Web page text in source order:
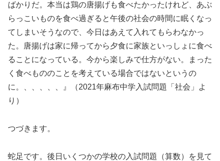
ばかりだ。本当は鶏の唐揚げも食べたかったけれど、あぶ
らっこいものを食べ過ぎると午後の社会の時間に眠くなっ
てしまいそうなので、今日はあえて入れてもらわなかっ
た。唐揚げは家に帰ってから夕食に家族といっしょに食べ
ることになっている。今から楽しみで仕方がない。まった
く食べもののことを考えている場合ではないというの
に。、、、、、』（2021年麻布中学入試問題「社会」よ
り）
つづきます。
蛇足です。後日いくつかの学校の入試問題（算数）を見て